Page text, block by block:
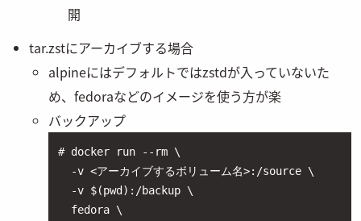
開
tar.zstにアーカイブする場合
alpineにはデフォルトではzstdが入っていないた
め、fedoraなどのイメージを使う方が楽
バックアップ
# docker run --rm \
  -v <アーカイブするボリューム名>:/source \
  -v $(pwd):/backup \
  fedora \